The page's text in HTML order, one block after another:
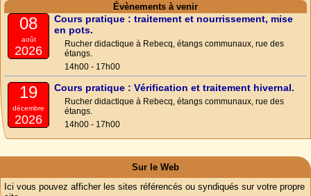
Évènements à venir
08
août
2026
Cours pratique : traitement et nourrissement, mise
en pots.
Rucher didactique à Rebecq, étangs communaux, rue des
étangs.
14h00 - 17h00
19
décembre
2026
Cours pratique : Vérification et traitement hivernal.
Rucher didactique à Rebecq, étangs communaux, rue des
étangs.
14h00 - 17h00
Sur le Web
Ici vous pouvez afficher les sites référencés ou syndiqués sur votre propre